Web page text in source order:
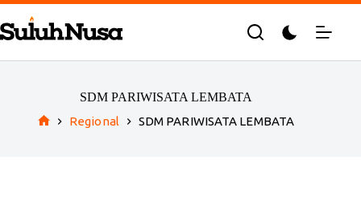
Skip
to
content
SDM PARIWISATA LEMBATA
Regional SDM PARIWISATA LEMBATA